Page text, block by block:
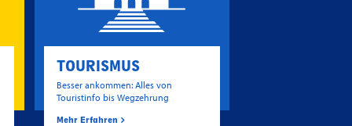
TOURISMUS
Besser ankommen: Alles von
Touristinfo bis Wegzehrung
Mehr Erfahren